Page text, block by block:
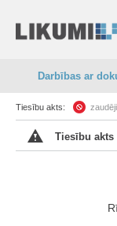
Darbības ar
Tiesību akts:
Tiesību